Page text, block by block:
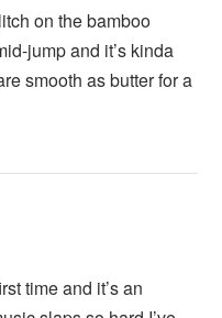
on the bamboo
jump and it’s kinda
smooth as butter for a
time and it’s an